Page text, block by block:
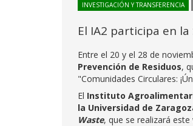
INVESTIGACIÓN Y TRANSFERENCIA
El IA2 participa en
Entre el 20 y el 28 de
Prevención de Residuos,
"Comunidades Circulares:
El Instituto
la Universidad de
Waste, que se realizará